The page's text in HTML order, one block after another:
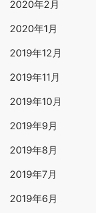
2020年2月
2020年1月
2019年12月
2019年11月
2019年10月
2019年9月
2019年8月
2019年7月
2019年6月